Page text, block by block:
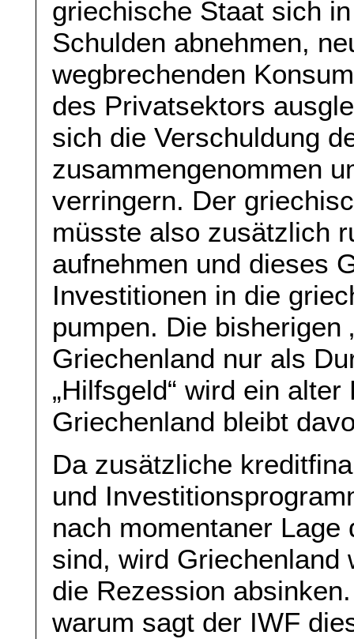
griechische Staat sich
Schulden abnehmen,
wegbrechenden
des Privatsektors
sich die Verschuldung
zusammengenommen
verringern. Der
müsste also zusätzlich
aufnehmen und dieses
Investitionen in die
pumpen. Die bisherigen
Griechenland nur als
„Hilfsgeld“ wird ein
Griechenland bleibt
Da zusätzliche
und
nach momentaner
sind, wird Griechenland
die Rezession
warum sagt der IWF